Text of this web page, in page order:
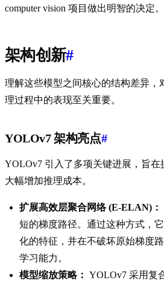
computer vision 项目做出明智的决定。
架构创新#
理解这些模型之间核心的结构差异，
理过程中的表现至关重要。
YOLOv7 架构亮点#
YOLOv7 引入了多项关键进展，旨在
大幅增加推理成本。
扩展高效层聚合网络 (E-ELAN)：
短的梯度路径。通过这种方式，
化的特征，并在不破坏原始梯度
学习能力。
模型缩放策略： YOLOv7 采用复